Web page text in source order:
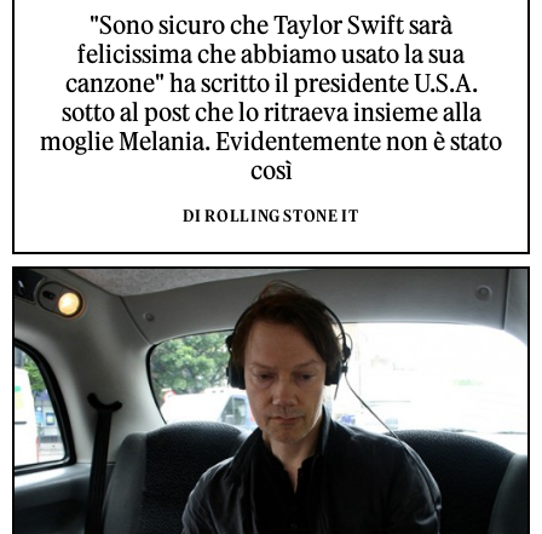
"Sono sicuro che Taylor Swift sarà
felicissima che abbiamo usato la sua
canzone" ha scritto il presidente U.S.A.
sotto al post che lo ritraeva insieme alla
moglie Melania. Evidentemente non è stato
così
DI ROLLING STONE IT